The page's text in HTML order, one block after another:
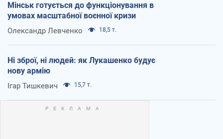
Мінськ готується до функціонування в
умовах масштабної воєнної кризи
Олександр Левченко 18,5 т.
Ні зброї, ні людей: як Лукашенко будує
нову армію
Ігар Тишкевич 15,7 т.